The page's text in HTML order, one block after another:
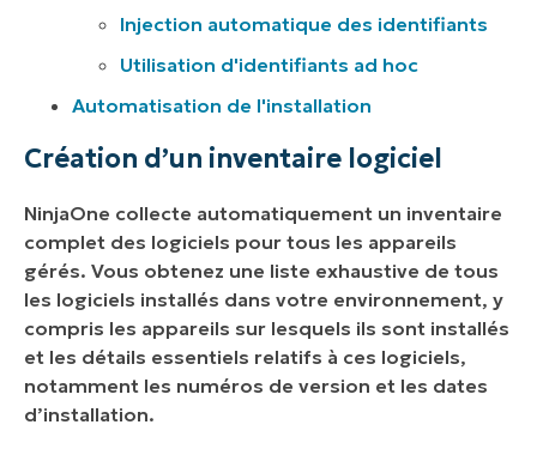
Injection automatique des identifiants
Utilisation d'identifiants ad hoc
Automatisation de l'installation
Création d’un inventaire logiciel
NinjaOne collecte automatiquement un inventaire
complet des logiciels pour tous les appareils
gérés. Vous obtenez une liste exhaustive de tous
les logiciels installés dans votre environnement, y
compris les appareils sur lesquels ils sont installés
et les détails essentiels relatifs à ces logiciels,
notamment les numéros de version et les dates
d’installation.